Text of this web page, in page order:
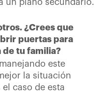
un plano secundario.
¿Crees que
puertas para
de tu familia?
este
la situación
caso de esta